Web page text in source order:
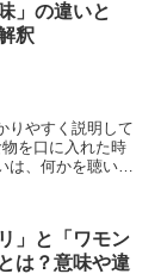
」の違いと
釈
りやすく説明して
を口に入れた時
は、何かを聴いた
」と「ワモン
は？意味や違